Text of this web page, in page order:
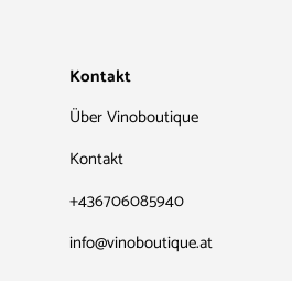
Kontakt
Über Vinoboutique
Kontakt
+436706085940
info@vinoboutique.at